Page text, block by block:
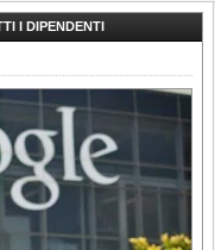
I DIPENDENTI